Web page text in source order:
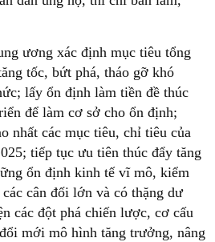
ương xác định mục tiêu tổng
tốc, bứt phá, tháo gỡ khó
lấy ổn định làm tiền đề thúc
để làm cơ sở cho ổn định;
nhất các mục tiêu, chỉ tiêu của
tiếp tục ưu tiên thúc đẩy tăng
ổn định kinh tế vĩ mô, kiểm
cân đối lớn và có thặng dư
các đột phá chiến lược, cơ cấu
mới mô hình tăng trưởng, nâng